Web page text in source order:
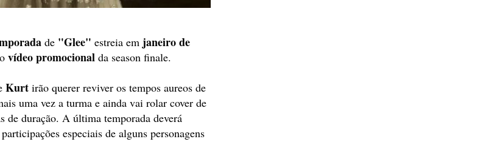
de "Glee" estreia em janeiro de
vídeo promocional da season finale.
Kurt irão querer reviver os tempos aureos de
uma vez a turma e ainda vai rolar cover de
de duração. A última temporada deverá
especiais de alguns personagens